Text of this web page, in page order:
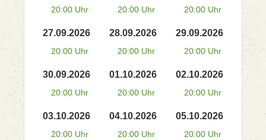
20:00 Uhr 20:00 Uhr 20:00 Uhr
27.09.2026
20:00 Uhr
28.09.2026
20:00 Uhr
29.09.2026
20:00 Uhr
30.09.2026
20:00 Uhr
01.10.2026
20:00 Uhr
02.10.2026
20:00 Uhr
03.10.2026
20:00 Uhr
04.10.2026
20:00 Uhr
05.10.2026
20:00 Uhr